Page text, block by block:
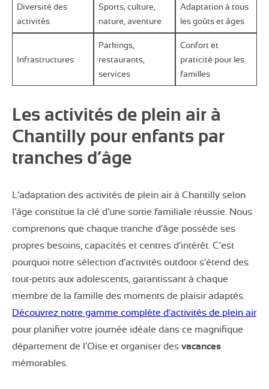
Diversité des
activités
Sports, culture,
nature, aventure
Adaptation à tous
les goûts et âges
Infrastructures
Parkings,
restaurants,
services
Confort et
praticité pour les
familles
Les activités de plein air à
Chantilly pour enfants par
tranches d’âge
L’adaptation des activités de plein air à Chantilly selon
l’âge constitue la clé d’une sortie familiale réussie. Nous
comprenons que chaque tranche d’âge possède ses
propres besoins, capacités et centres d’intérêt. C’est
pourquoi notre sélection d’activités outdoor s’étend des
tout-petits aux adolescents, garantissant à chaque
membre de la famille des moments de plaisir adaptés.
Découvrez notre gamme complète d’activités de plein air
pour planifier votre journée idéale dans ce magnifique
département de l’Oise et organiser des vacances
mémorables.